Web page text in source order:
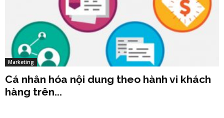
Marketing
Cá nhân hóa nội dung theo hành vi khách
hàng trên...